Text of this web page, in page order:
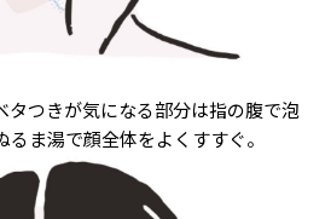
タつきが気になる部分は指の腹で泡
ま湯で顔全体をよくすすぐ。